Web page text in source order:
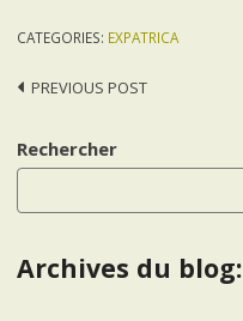
CATEGORIES: EXPATRICA
Post
PREVIOUS POST
Rechercher
Archives du blog: